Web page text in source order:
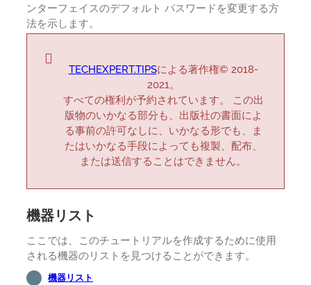
ンターフェイスのデフォルト パスワードを変更する方
法を示します。
TECHEXPERT.TIPSによる著作権© 2018-
2021。
すべての権利が予約されています。 この出
版物のいかなる部分も、出版社の書面によ
る事前の許可なしに、いかなる形でも、ま
たはいかなる手段によっても複製、配布、
または送信することはできません。
機器リスト
ここでは、このチュートリアルを作成するために使用
される機器のリストを見つけることができます。
機器リスト